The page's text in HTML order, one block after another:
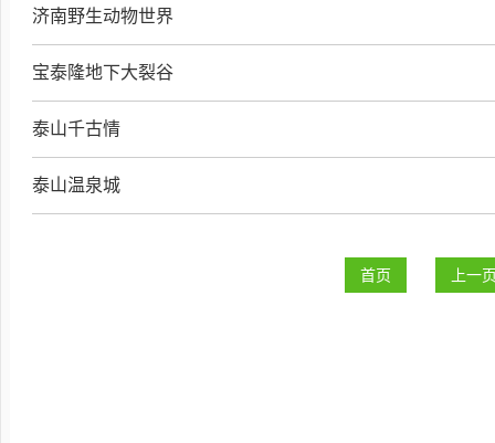
济南野生动物世界
宝泰隆地下大裂谷
泰山千古情
泰山温泉城
首页 上一